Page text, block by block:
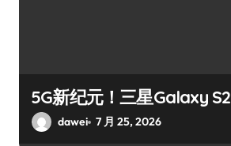
5G新纪元！三星Galaxy
dawei 7 月 25, 2026